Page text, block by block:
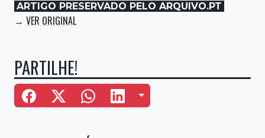
ARTIGO PRESERVADO PELO ARQUIVO.PT
→ VER ORIGINAL
PARTILHE!
Mais Opções